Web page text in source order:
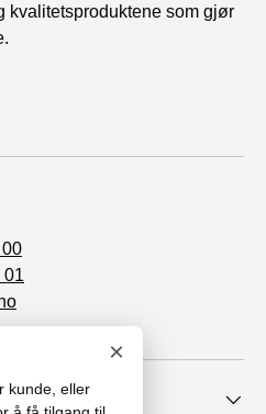
kvalitetsproduktene som gjør
01
×
kunde, eller